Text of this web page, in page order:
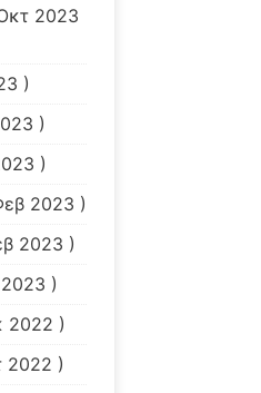
2023
)
)
)
2023 )
2023 )
)
2022 )
2022 )